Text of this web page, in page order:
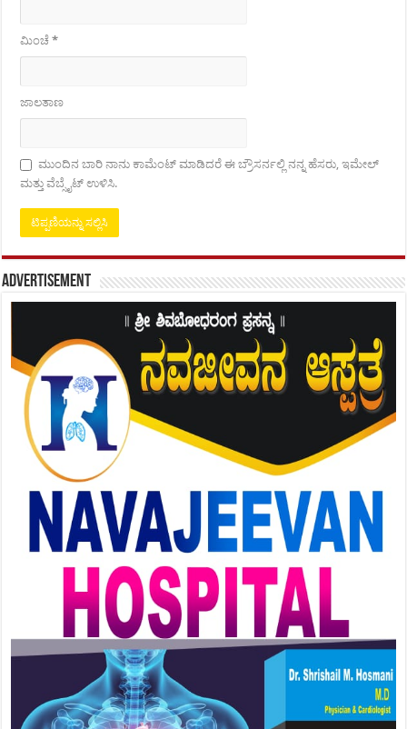
ಮಿಂಚೆ*
ಜಾಲತಾಣ
ಮುಂದಿನ ಬಾರಿ ನಾನು ಕಾಮೆಂಟ್ ಮಾಡಿದರೆ ಈ ಬ್ರೌಸರ್ನಲ್ಲಿ ನನ್ನ ಹೆಸರು, ಇಮೇಲ್
ಮತ್ತು ವೆಬ್ಸೈಟ್ ಉಳಿಸಿ.
Advertisement